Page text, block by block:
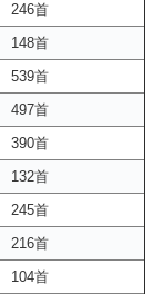
246首
148首
539首
497首
390首
132首
245首
216首
104首